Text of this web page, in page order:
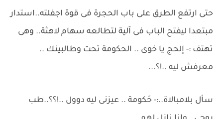
حتى ارتفع الطرق على باب الحجرة فى قوة اجفلته..استدار
مبتعدا ليفتح الباب فى آلية لتطالعه سهام لاهثة.. وهى
تهتف :- إلحج يا خوى .. الحكومة تحت وطالبينك ..
معرفش ليه ..!؟...
سأل بلامبالاة..:- حَكومة .. عيزنى ليه دوول ..!؟؟..طب